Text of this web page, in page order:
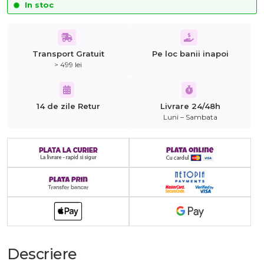
In stoc
Transport Gratuit
> 499 lei
Pe loc banii inapoi
14 de zile Retur Livrare 24/48h
Luni – Sambata
Descriere